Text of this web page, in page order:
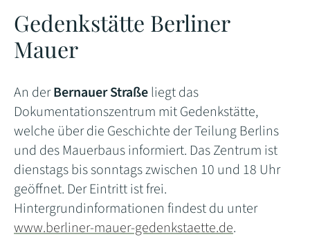
Gedenkstätte Berliner
Mauer
An derBernauer Straßeliegt das
Dokumentationszentrum mit Gedenkstätte,
welche über die Geschichte der Teilung Berlins
und des Mauerbaus informiert. Das Zentrum ist
dienstags bis sonntags zwischen 10 und 18 Uhr
geöffnet. Der Eintritt ist frei.
Hintergrundinformationen findest du unter
www.berliner-mauer-gedenkstaette.de.